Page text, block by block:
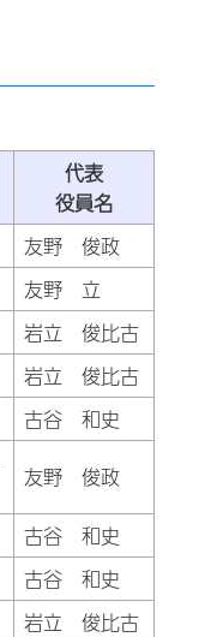
代表
役員名
友野 俊政
友野 立
岩立 俊比古
岩立 俊比古
古谷 和史
友野 俊政
古谷 和史
古谷 和史
岩立 俊比古